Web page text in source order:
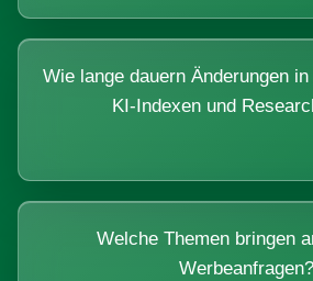
Wie lange dauern Änderungen
KI-Indexen und
Welche Themen bringen
Werbeanfragen?